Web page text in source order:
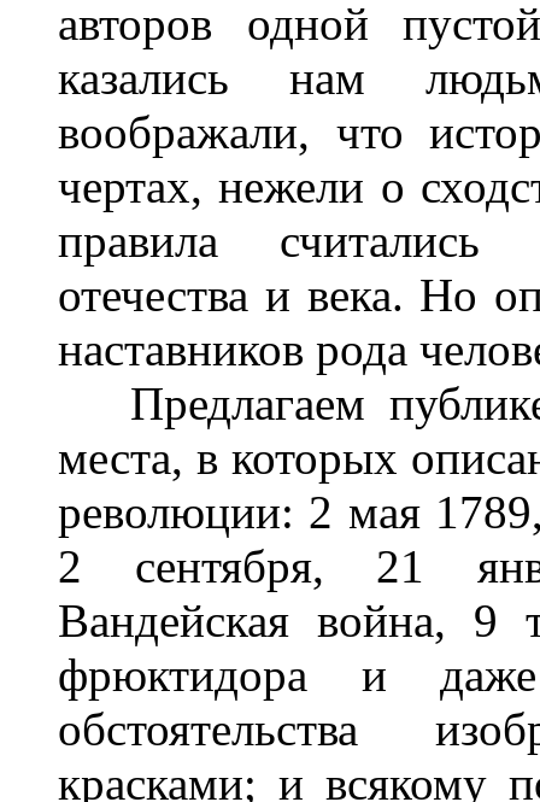
авторов одной
казались нам
воображали, что
чертах, нежели о
правила считались
отечества и века. Но
наставников рода
Предлагаем
места, в которых
революции: 2 мая
2 сентября, 21
Вандейская война, 9
фрюктидора и
обстоятельства
красками; и всякому